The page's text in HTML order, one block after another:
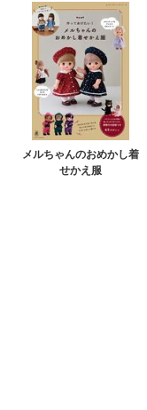
メルちゃんのおめかし着
せかえ服